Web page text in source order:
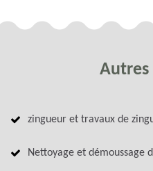
Autres
zingueur et travaux de
Nettoyage et démoussage